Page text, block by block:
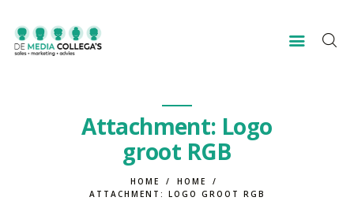
Attachment: Logo
groot RGB
HOME
HOME
ATTACHMENT: LOGO GROOT RGB
VOOR WIE?
OVER ONS
CONTACT